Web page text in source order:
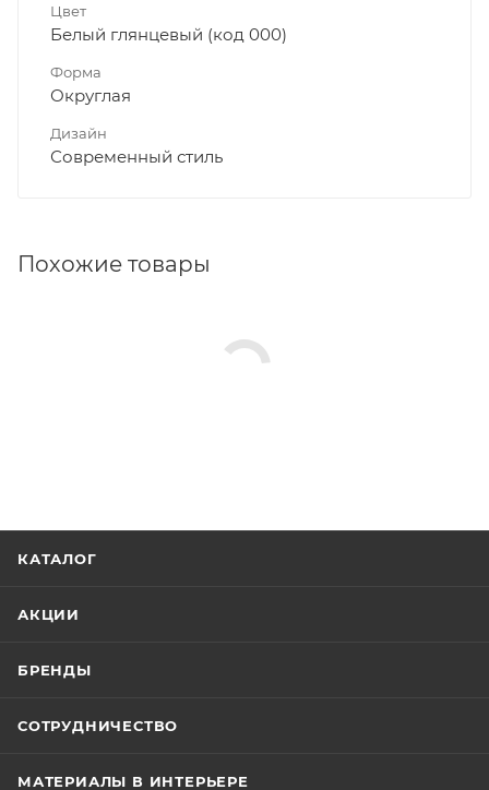
Цвет
Белый глянцевый (код 000)
Форма
Округлая
Дизайн
Современный стиль
Похожие товары
КАТАЛОГ
АКЦИИ
БРЕНДЫ
СОТРУДНИЧЕСТВО
МАТЕРИАЛЫ В ИНТЕРЬЕРЕ